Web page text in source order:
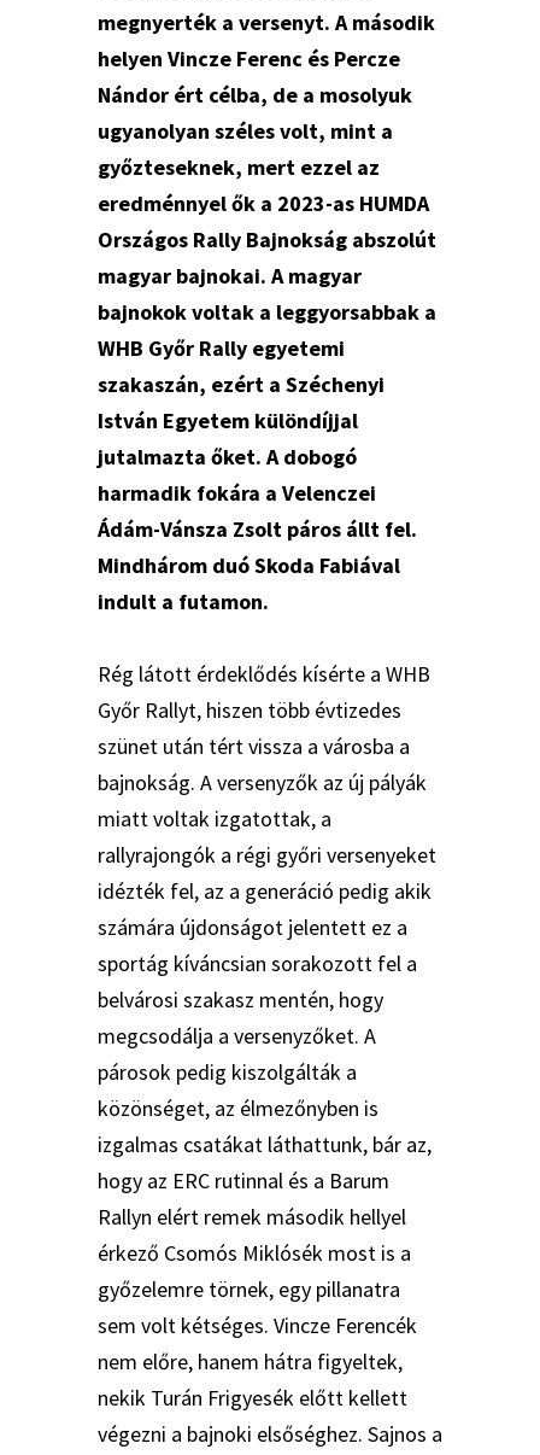
megnyerték a versenyt. A második
helyen Vincze Ferenc és Percze
Nándor ért célba, de a mosolyuk
ugyanolyan széles volt, mint a
győzteseknek, mert ezzel az
eredménnyel ők a 2023-as HUMDA
Országos Rally Bajnokság abszolút
magyar bajnokai. A magyar
bajnokok voltak a leggyorsabbak a
WHB Győr Rally egyetemi
szakaszán, ezért a Széchenyi
István Egyetem különdíjjal
jutalmazta őket. A dobogó
harmadik fokára a Velenczei
Ádám-Vánsza Zsolt páros állt fel.
Mindhárom duó Skoda Fabiával
indult a futamon.
Rég látott érdeklődés kísérte a WHB
Győr Rallyt, hiszen több évtizedes
szünet után tért vissza a városba a
bajnokság. A versenyzők az új pályák
miatt voltak izgatottak, a
rallyrajongók a régi győri versenyeket
idézték fel, az a generáció pedig akik
számára újdonságot jelentett ez a
sportág kíváncsian sorakozott fel a
belvárosi szakasz mentén, hogy
megcsodálja a versenyzőket. A
párosok pedig kiszolgálták a
közönséget, az élmezőnyben is
izgalmas csatákat láthattunk, bár az,
hogy az ERC rutinnal és a Barum
Rallyn elért remek második hellyel
érkező Csomós Miklósék most is a
győzelemre törnek, egy pillanatra
sem volt kétséges. Vincze Ferencék
nem előre, hanem hátra figyeltek,
nekik Turán Frigyesék előtt kellett
végezni a bajnoki elsőséghez. Sajnos a